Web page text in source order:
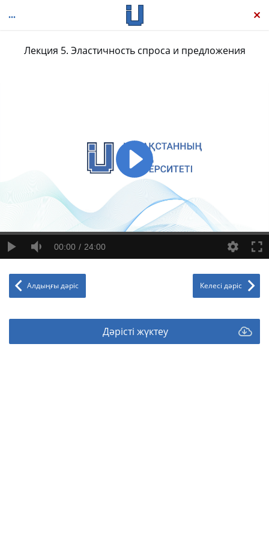
Лекция 5. Эластичность спроса и предложения
00:00 24:00
Алдыңғы дәріс Келесі дәріс
Дәрісті жүктеу